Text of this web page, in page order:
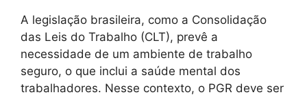
A legislação brasileira, como a Consolidação
das Leis do Trabalho (CLT), prevê a
necessidade de um ambiente de trabalho
seguro, o que inclui a saúde mental dos
trabalhadores. Nesse contexto, o PGR deve ser